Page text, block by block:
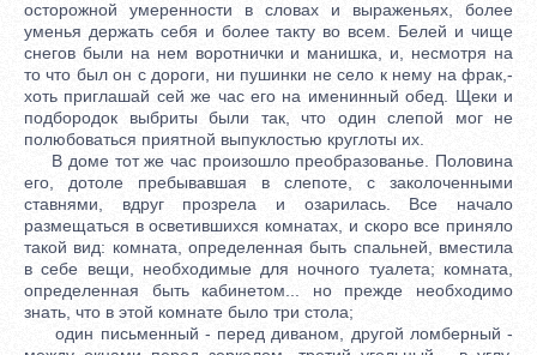
осторожной умеренности в словах и выраженьях, более
уменья держать себя и более такту во всем. Белей и чище
снегов были на нем воротнички и манишка, и, несмотря на
то что был он с дороги, ни пушинки не село к нему на фрак,-
хоть приглашай сей же час его на именинный обед. Щеки и
подбородок выбриты были так, что один слепой мог не
полюбоваться приятной выпуклостью круглоты их.
В доме тот же час произошло преобразованье. Половина
его, дотоле пребывавшая в слепоте, с заколоченными
ставнями, вдруг прозрела и озарилась. Все начало
размещаться в осветившихся комнатах, и скоро все приняло
такой вид: комната, определенная быть спальней, вместила
в себе вещи, необходимые для ночного туалета; комната,
определенная быть кабинетом... но прежде необходимо
знать, что в этой комнате было три стола;
один письменный - перед диваном, другой ломберный -